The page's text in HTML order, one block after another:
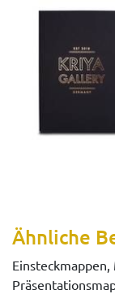
Ähnliche
Einsteckmappen,